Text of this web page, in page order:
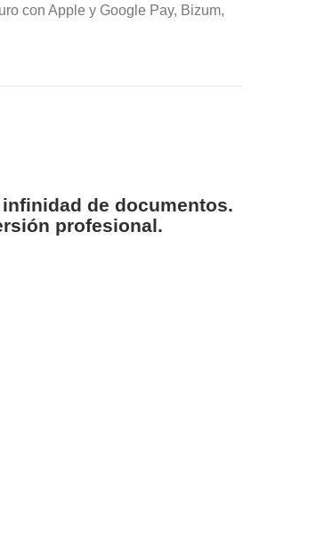
con Apple y Google Pay, Bizum,
de documentos.
profesional.